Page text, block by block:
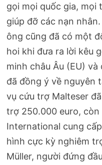
gọi mọi quốc gia, mọi
giúp đỡ các nạn
ông cũng đã có một
hoi khi đưa ra lời kêu
minh châu Âu (EU)
đã đồng ý về nguyên
vụ cứu trợ Malteser
trợ 250.000 euro,
International cung
hình cực kỳ nghiêm
Müller, người đứng